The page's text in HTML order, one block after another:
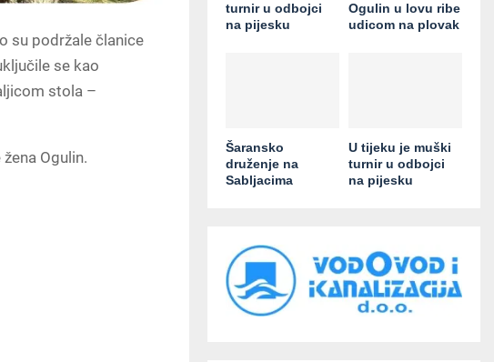
su podržale članice
se kao
stola –
Ogulin.
turnir u odbojci
na pijesku
Ogulin u lovu ribe
udicom na plovak
Šaransko
druženje na
Sabljacima
U tijeku je muški
turnir u odbojci
na pijesku